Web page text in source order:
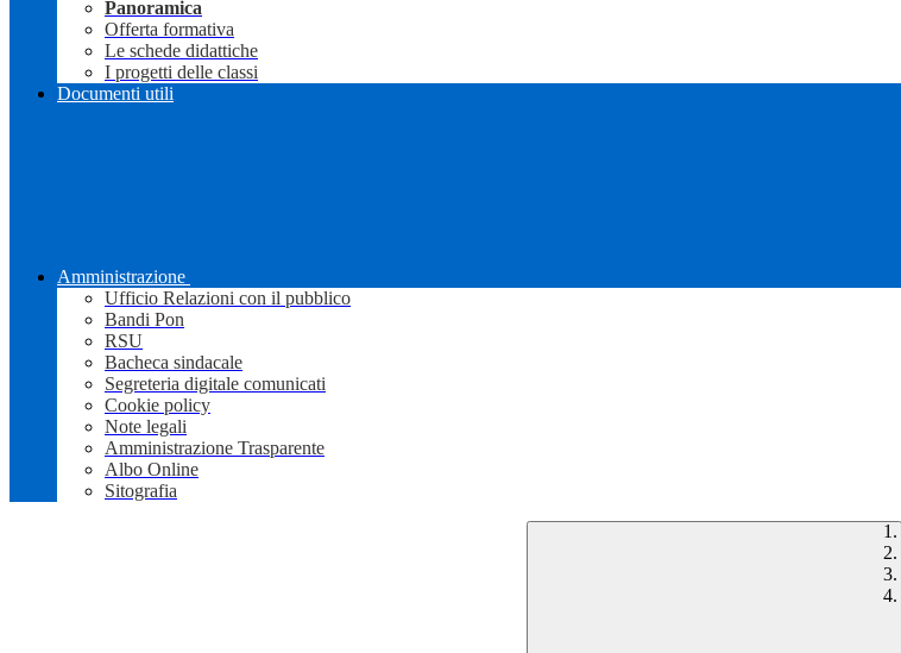
Panoramica
Offerta formativa
Le schede didattiche
I progetti delle classi
Documenti utili
Amministrazione
Ufficio Relazioni con il pubblico
Bandi Pon
RSU
Bacheca sindacale
Segreteria digitale comunicati
Cookie policy
Note legali
Amministrazione Trasparente
Albo Online
Sitografia